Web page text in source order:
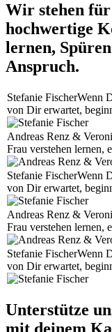
Wir stehen
hochwertige
lernen,
Anspruch.
Stefanie FischerWenn
von Dir erwartet,
Andreas Renz &
Frau verstehen lernen,
Stefanie FischerWenn
von Dir erwartet,
Andreas Renz &
Frau verstehen lernen,
Stefanie FischerWenn
von Dir erwartet,
Unterstütze